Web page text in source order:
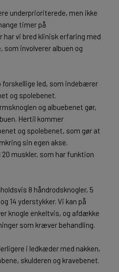
underprioriterede, men ikke
timer på
har vi bred klinisk erfaring med
involverer albuen og
led, som indebærer
og spolebenet.
og albuebenet gør,
Hertil kommer
og spolebenet, som gør at
sin egen akse.
muskler, som har funktion
8 håndrodsknogler, 5
14 yderstykker. Vi kan på
knogle enkeltvis, og afdække
som kræver behandling.
i ledkæder med nakken,
skulderen og kravebenet.